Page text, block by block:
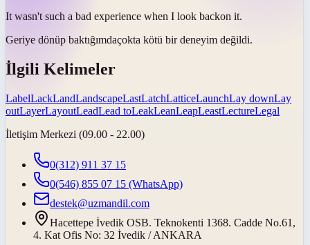
It wasn't such a bad experience when I look backon it.
Geriye dönüp baktığımdaçokta kötü bir deneyim değildi.
İlgili Kelimeler
LabelLackLandLandscapeLastLatchLatticeLaunchLay downLay
outLayerLayoutLeadLead toLeakLeanLeapLeastLectureLegal
İletişim Merkezi (09.00 - 22.00)
0(312) 911 37 15
0(546) 855 07 15 (WhatsApp)
destek@uzmandil.com
Hacettepe İvedik OSB. Teknokenti 1368. Cadde No.61,
4. Kat Ofis No: 32 İvedik / ANKARA